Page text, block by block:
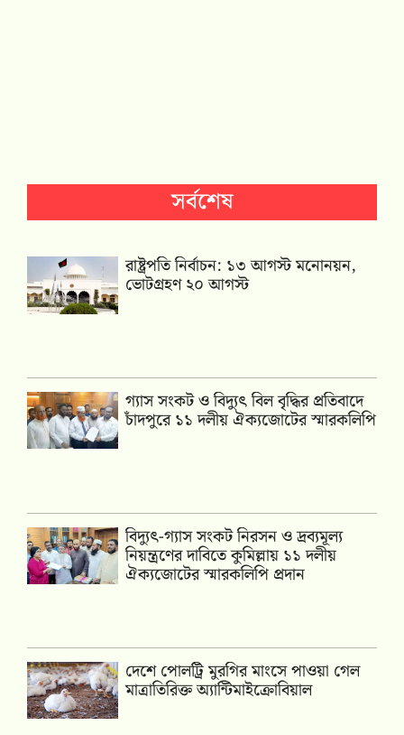
সর্বশেষ
রাষ্ট্রপতি নির্বাচন: ১৩ আগস্ট মনোনয়ন,
ভোটগ্রহণ ২০ আগস্ট
গ্যাস সংকট ও বিদ্যুৎ বিল বৃদ্ধির প্রতিবাদে
চাঁদপুরে ১১ দলীয় ঐক্যজোটের স্মারকলিপি
‎বিদ্যুৎ-গ্যাস সংকট নিরসন ও দ্রব্যমূল্য
নিয়ন্ত্রণের দাবিতে কুমিল্লায় ১১ দলীয়
ঐক‍্যজোটের স্মারকলিপি প্রদান
দেশে পোলট্রি মুরগির মাংসে পাওয়া গেল
মাত্রাতিরিক্ত অ্যান্টিমাইক্রোবিয়াল